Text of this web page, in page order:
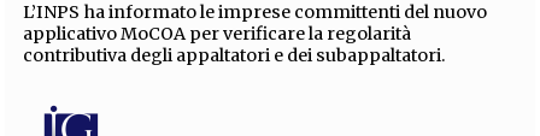
L’INPS ha informato le imprese committenti del nuovo
applicativo MoCOA per verificare la regolarità
contributiva degli appaltatori e dei subappaltatori.